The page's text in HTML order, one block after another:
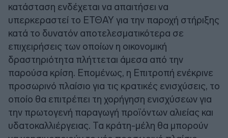
κατάσταση ενδέχεται να απαιτήσει να
υπερκεραστεί το ΕΤΘΑΥ για την παροχή στήριξης
κατά το δυνατόν αποτελεσματικότερα σε
επιχειρήσεις των οποίων η οικονομική
δραστηριότητα πλήττεται άμεσα από την
παρούσα κρίση. Επομένως, η Επιτροπή ενέκρινε
προσωρινό πλαίσιο για τις κρατικές ενισχύσεις, το
οποίο θα επιτρέπει τη χορήγηση ενισχύσεων για
την πρωτογενή παραγωγή προϊόντων αλιείας και
υδατοκαλλιέργειας. Τα κράτη-μέλη θα μπορούν